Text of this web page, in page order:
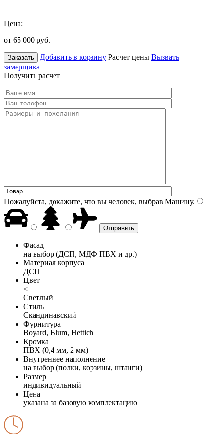
Цена:
от 65 000 руб.
Заказать Добавить в корзину Расчет цены Вызвать
замерщика
Получить расчет
Пожалуйста, докажите, что вы человек, выбрав Машину.
Фасад
на выбор (ДСП, МДФ ПВХ и др.)
Материал корпуса
ДСП
Цвет
<
Светлый
Стиль
Скандинавский
Фурнитура
Boyard, Blum, Hettich
Кромка
ПВХ (0,4 мм, 2 мм)
Внутреннее наполнение
на выбор (полки, корзины, штанги)
Размер
индивидуальный
Цена
указана за базовую комплектацию